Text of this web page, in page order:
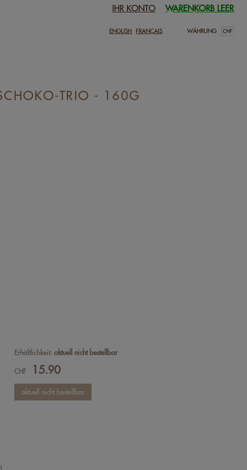
IHR KONTO WARENKORB LEER
ENGLISH FRANÇAIS WÄHRUNG
TRIO - 160G
Erhältlichkeit:aktuell nicht bestellbar
CHF 15.90